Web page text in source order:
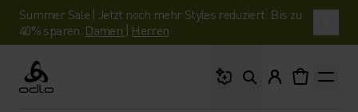
Summer Sale | Jetzt noch mehr Styles reduziert. Bis zu
40% sparen. Damen | Herren
Odlo